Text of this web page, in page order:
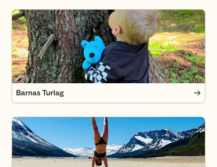
Barnas Turlag
Barnas Turlag
Dagsturer fra våre hytter